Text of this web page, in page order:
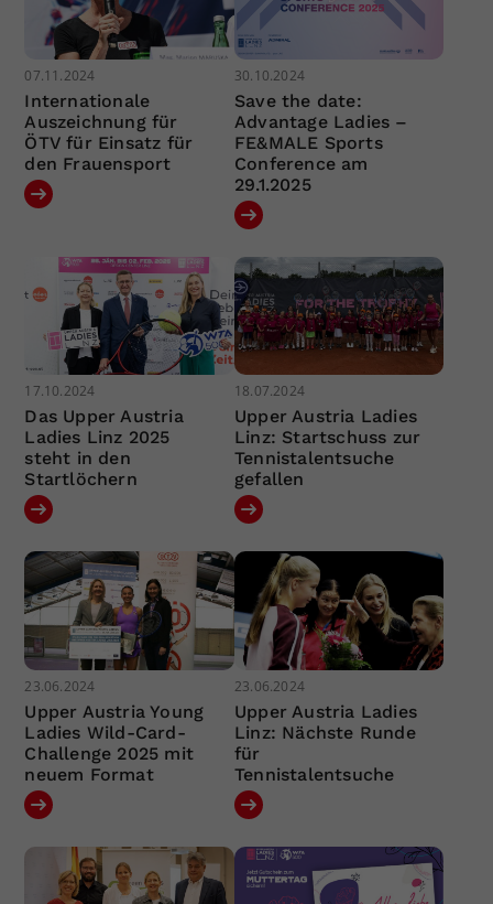
07.11.2024
Internationale
Auszeichnung für
ÖTV für Einsatz für
den Frauensport
30.10.2024
Save the date:
Advantage Ladies –
FE&MALE Sports
Conference am
29.1.2025
17.10.2024
Das Upper Austria
Ladies Linz 2025
steht in den
Startlöchern
18.07.2024
Upper Austria Ladies
Linz: Startschuss zur
Tennistalentsuche
gefallen
23.06.2024
Upper Austria Young
Ladies Wild-Card-
Challenge 2025 mit
neuem Format
23.06.2024
Upper Austria Ladies
Linz: Nächste Runde
für
Tennistalentsuche